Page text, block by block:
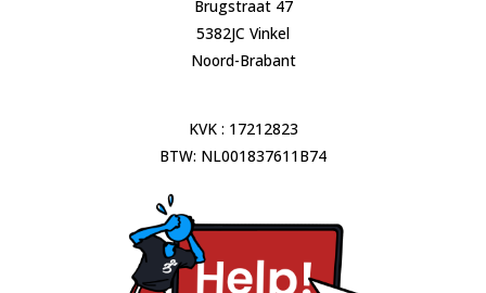
Brugstraat 47
5382JC Vinkel
Noord-Brabant
KVK : 17212823
BTW: NL001837611B74